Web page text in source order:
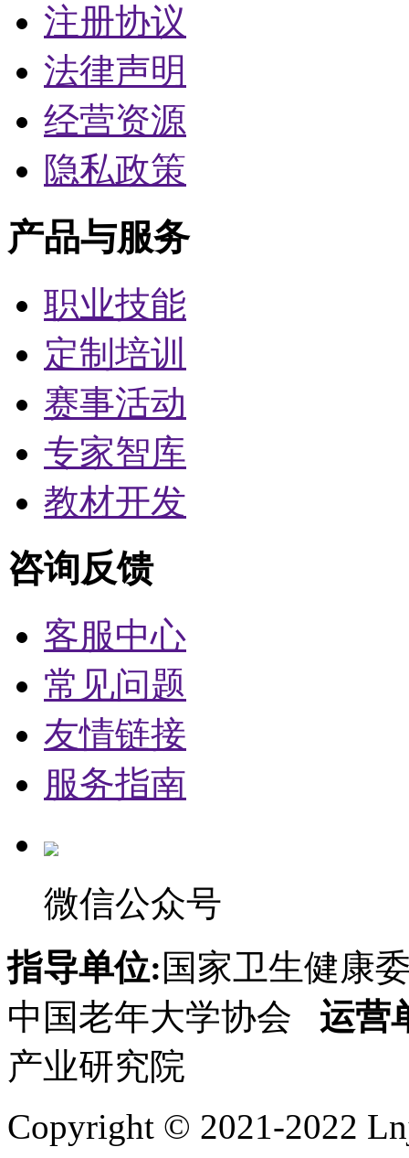
注册协议
法律声明
经营资源
隐私政策
产品与服务
职业技能
定制培训
赛事活动
专家智库
教材开发
咨询反馈
客服中心
常见问题
友情链接
服务指南
微信公众号
指导单位:国家卫生健康
中国老年大学协会 运营
产业研究院
Copyright © 2021-2022